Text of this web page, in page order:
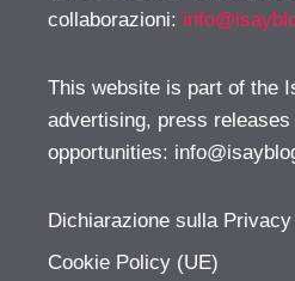
collaborazioni:
This website is part of the
advertising, press releases
opportunities:
Dichiarazione sulla
Cookie Policy (UE)